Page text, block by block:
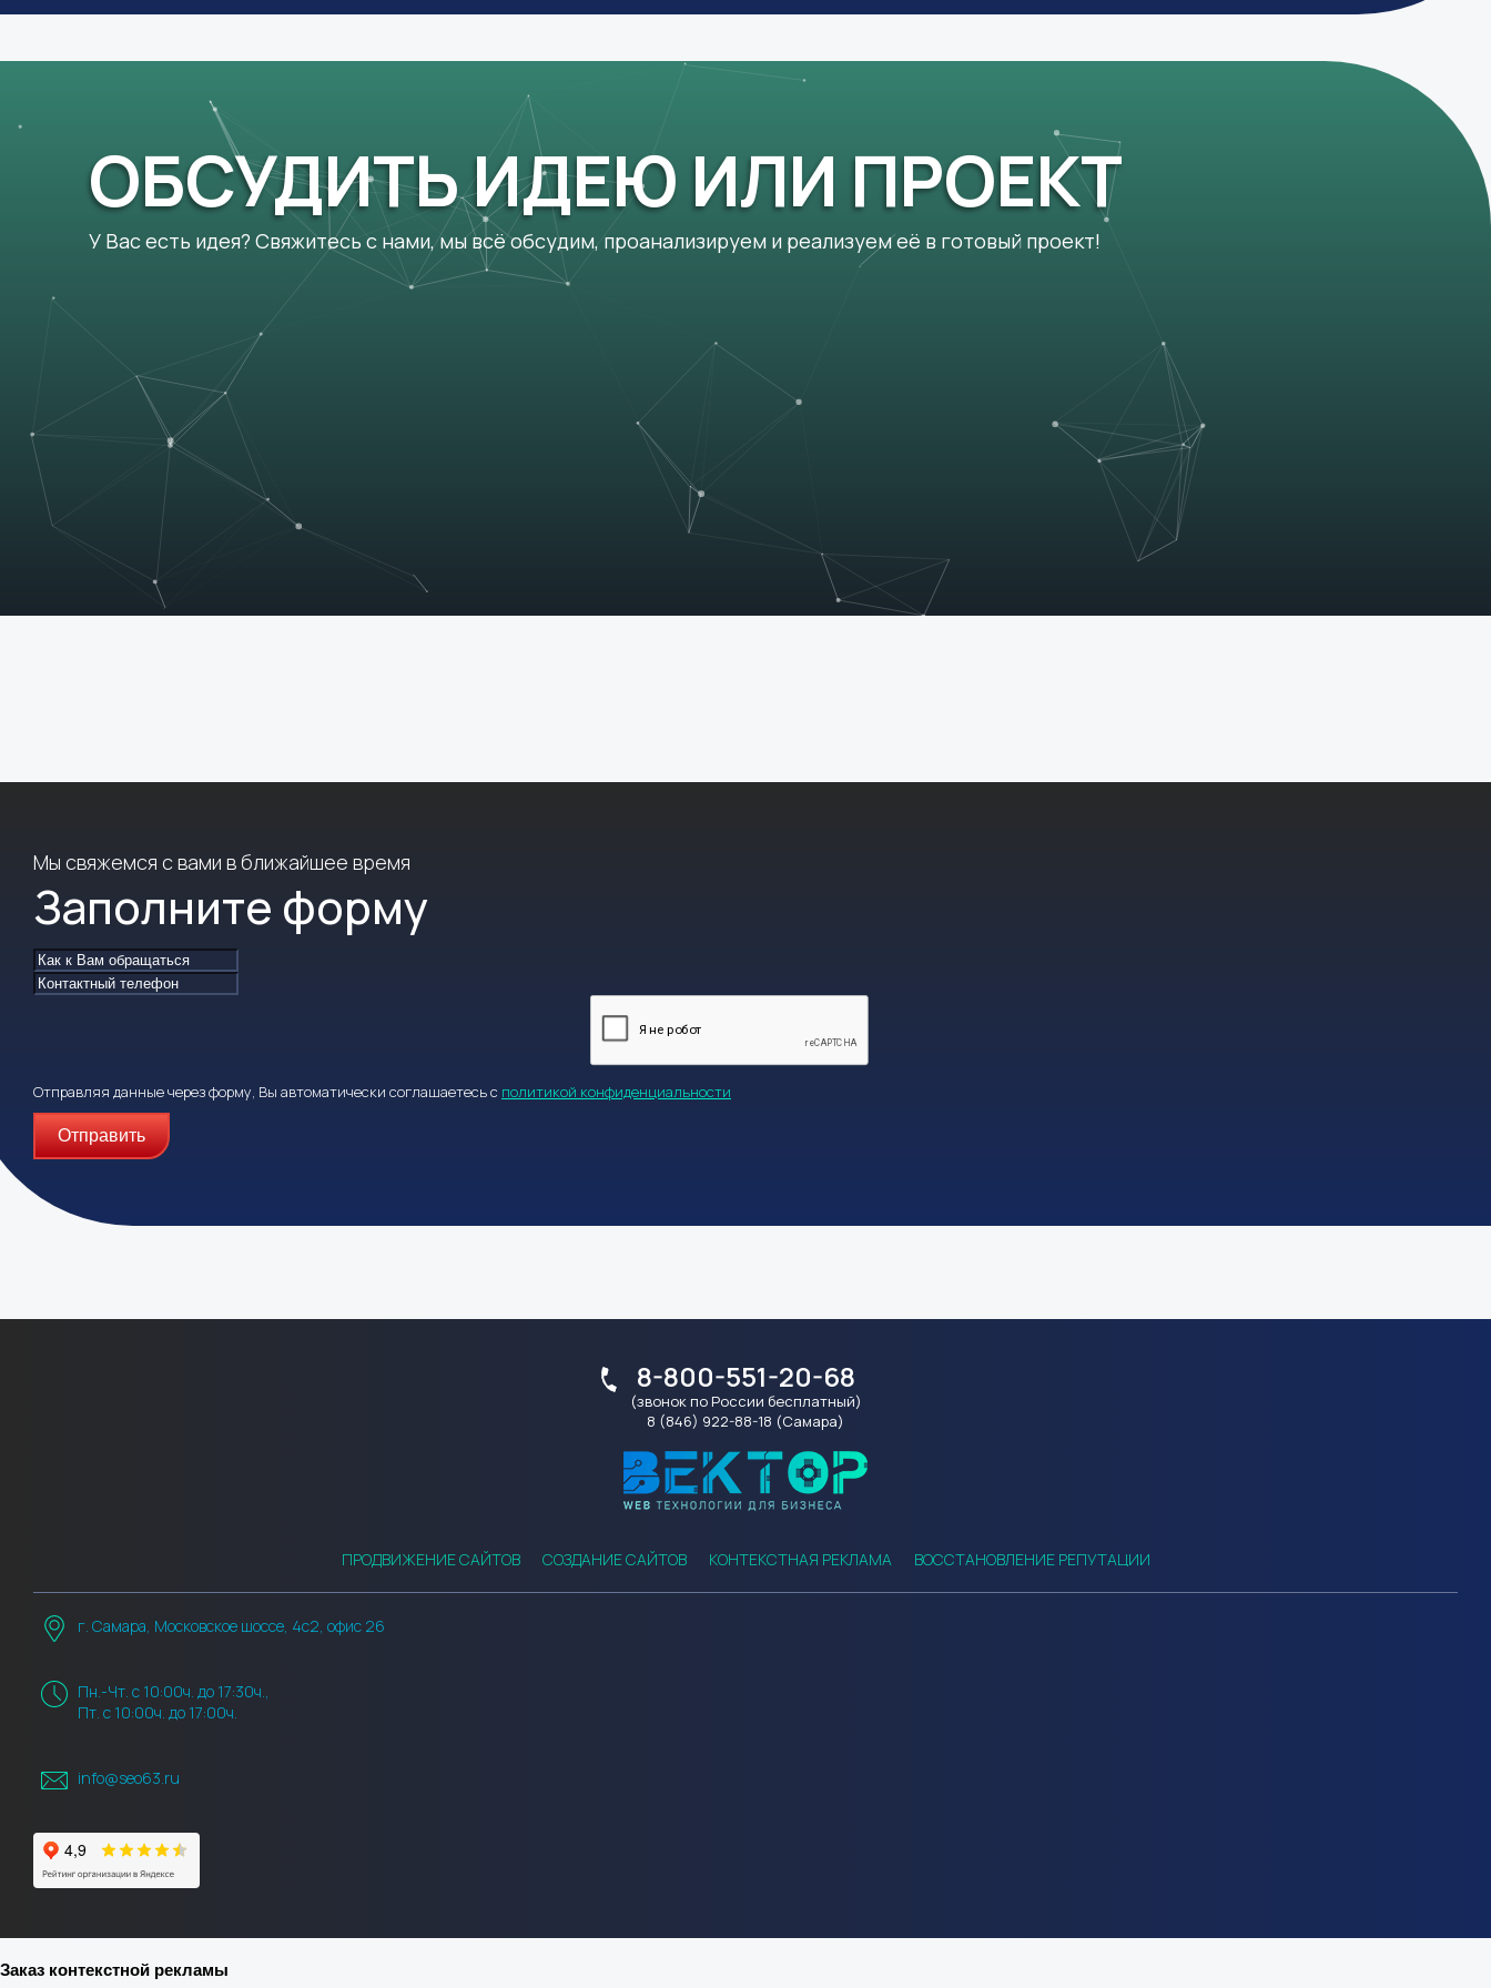
ОБСУДИТЬ ИДЕЮ ИЛИ ПРОЕКТ
У Вас есть идея? Свяжитесь с нами, мы всё обсудим, проанализируем и реализуем её в готовый проект!
Мы свяжемся с вами в ближайшее время
Заполните форму
Отправляя данные через форму, Вы автоматически соглашаетесь с политикой конфиденциальности
Отправить
8-800-551-20-68
(звонок по России бесплатный)
8 (846) 922-88-18 (Самара)
ПРОДВИЖЕНИЕ САЙТОВ СОЗДАНИЕ САЙТОВ КОНТЕКСТНАЯ РЕКЛАМА ВОССТАНОВЛЕНИЕ РЕПУТАЦИИ
г. Самара, Московское шоссе, 4с2, офис 26
Пн.-Чт. с 10:00ч. до 17:30ч.,
Пт. с 10:00ч. до 17:00ч.
info@seo63.ru
Заказ контекстной рекламы